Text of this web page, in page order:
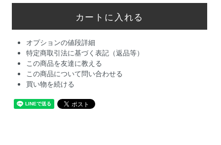
オプションの値段詳細
特定商取引法に基づく表記（返品等）
この商品を友達に教える
この商品について問い合わせる
買い物を続ける